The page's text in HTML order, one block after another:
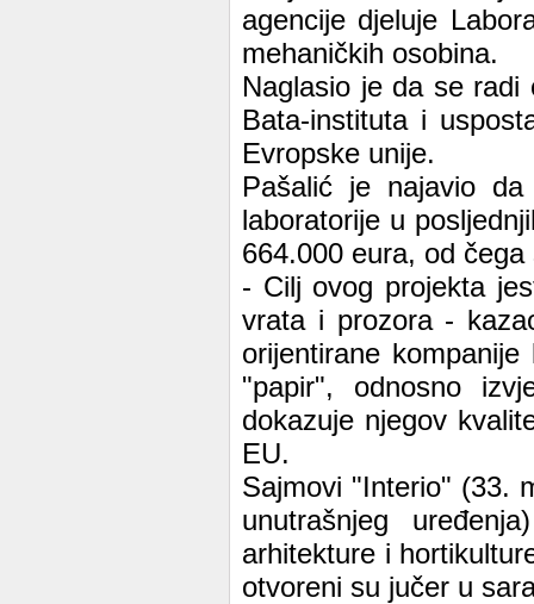
agencije djeluje
mehaničkih osobina.
Naglasio je da se
Bata-instituta i
Evropske unije.
Pašalić je najavio
laboratorije u
664.000 eura, od
- Cilj ovog projekta
vrata i prozora -
orijentirane
"papir", odnosno
dokazuje njegov
EU.
Sajmovi "Interio" (33.
unutrašnjeg
arhitekture i
otvoreni su jučer u